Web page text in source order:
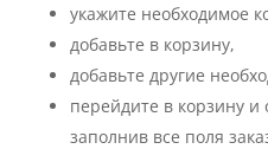
укажите необходимое
добавьте в корзину,
добавьте другие
перейдите в корзину и
заполнив все поля